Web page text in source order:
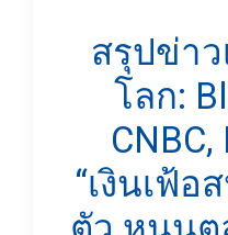
สรุปข่าว
โลก:
“เงินเฟ้อ